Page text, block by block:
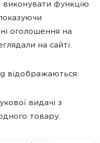
виконувати функцію
оголошення на
на сайті.
відображаються:
видачі з
товару.